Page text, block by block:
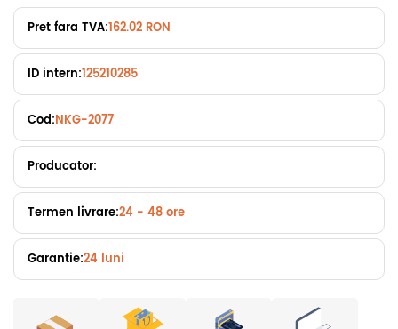
Pret fara TVA:162.02 RON
ID intern:125210285
Cod:NKG-2077
Producator:
Termen livrare:24 - 48 ore
Garantie:24 luni